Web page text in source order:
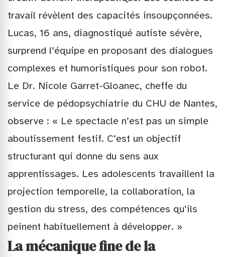
travail révèlent des capacités insoupçonnées.
Lucas, 16 ans, diagnostiqué autiste sévère,
surprend l’équipe en proposant des dialogues
complexes et humoristiques pour son robot.
Le Dr. Nicole Garret-Gloanec, cheffe du
service de pédopsychiatrie du CHU de Nantes,
observe : « Le spectacle n’est pas un simple
aboutissement festif. C’est un objectif
structurant qui donne du sens aux
apprentissages. Les adolescents travaillent la
projection temporelle, la collaboration, la
gestion du stress, des compétences qu’ils
peinent habituellement à développer. »
La mécanique fine de la